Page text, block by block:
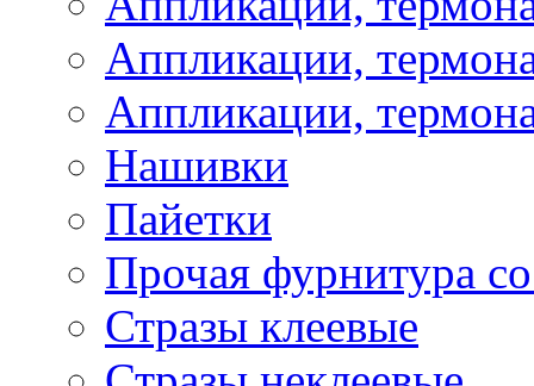
Аппликации,
Аппликации,
Нашивки
Пайетки
Прочая фурнитура
Стразы клеевые